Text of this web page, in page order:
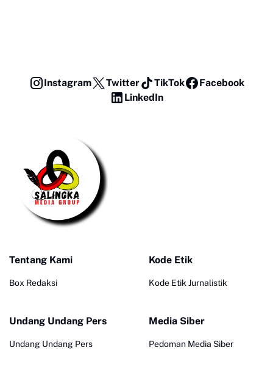
Instagram Twitter TikTok
Facebook
LinkedIn
Tentang Kami
Box Redaksi
Kode Etik
Kode Etik Jurnalistik
Undang Undang Pers
Undang Undang Pers
Media Siber
Pedoman Media Siber